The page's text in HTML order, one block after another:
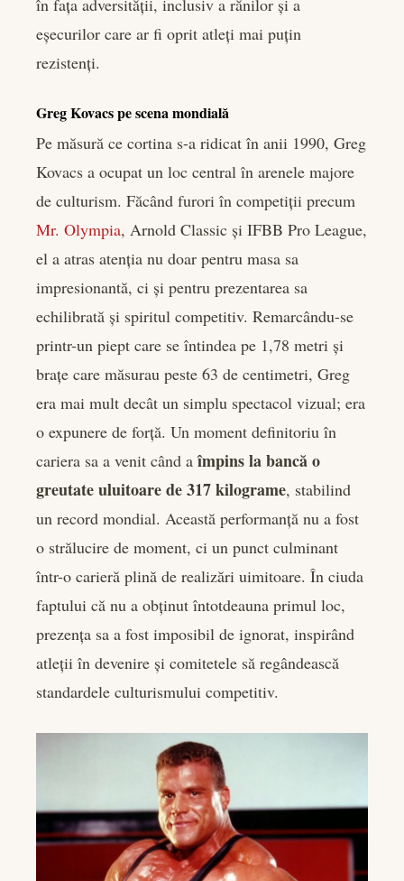
în fața adversității, inclusiv a rănilor și a
eșecurilor care ar fi oprit atleți mai puțin
rezistenți.
Greg Kovacs pe scena mondială
Pe măsură ce cortina s-a ridicat în anii 1990, Greg
Kovacs a ocupat un loc central în arenele majore
de culturism. Făcând furori în competiții precum
Mr. Olympia, Arnold Classic și IFBB Pro League,
el a atras atenția nu doar pentru masa sa
impresionantă, ci și pentru prezentarea sa
echilibrată și spiritul competitiv. Remarcându-se
printr-un piept care se întindea pe 1,78 metri și
brațe care măsurau peste 63 de centimetri, Greg
era mai mult decât un simplu spectacol vizual; era
o expunere de forță. Un moment definitoriu în
cariera sa a venit când aîmpins la bancă o
greutate uluitoare de 317 kilograme, stabilind
un record mondial. Această performanță nu a fost
o strălucire de moment, ci un punct culminant
într-o carieră plină de realizări uimitoare. În ciuda
faptului că nu a obținut întotdeauna primul loc,
prezența sa a fost imposibil de ignorat, inspirând
atleții în devenire și comitetele să regândească
standardele culturismului competitiv.